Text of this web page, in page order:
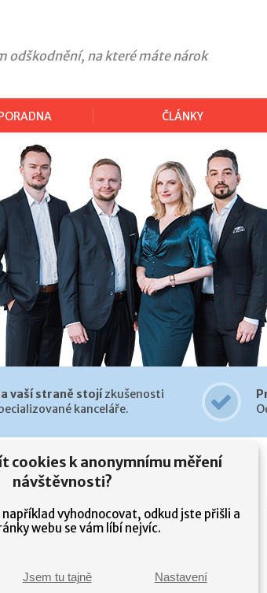
cookies k anonymnímu měření
návštěvnosti?
vyhodnocovat, odkud jste přišli a
webu se vám líbí nejvíc.
Jsem tu tajně Nastavení
odškodnění, na které máte nárok
ČLÁNKY
vaší straně stojízkušenosti
kanceláře.
po dopravní nehodě?
na
Ušlý příjem
léčení? Snížil se vám po
doléčení zranění plat?